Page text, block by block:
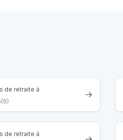
de retraite à
(6)
de retraite à